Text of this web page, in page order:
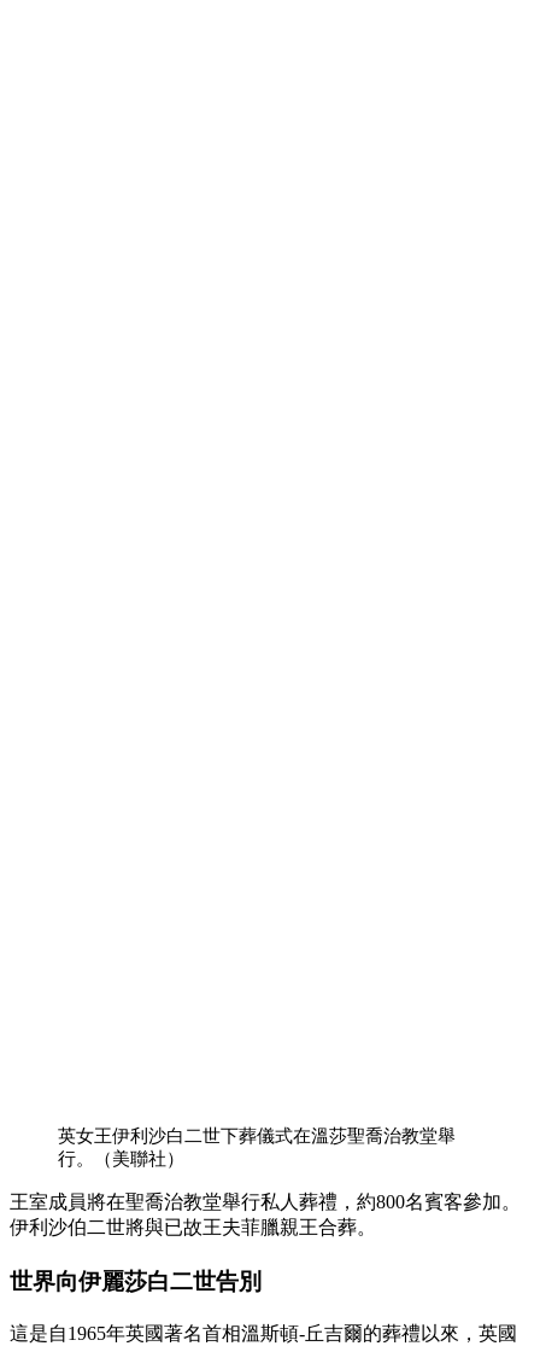
英女王伊利沙白二世下葬儀式在溫莎聖喬治教堂舉
行。（美聯社）
王室成員將在聖喬治教堂舉行私人葬禮，約800名賓客參加。
伊利沙伯二世將與已故王夫菲臘親王合葬。
世界向伊麗莎白二世告別
這是自1965年英國著名首相溫斯頓-丘吉爾的葬禮以來，英國